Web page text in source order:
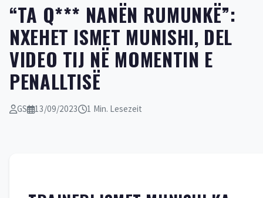
“TA Q*** NANËN RUMUNKË”:
NXEHET ISMET MUNISHI, DEL
VIDEO TIJ NË MOMENTIN E
PENALLTISË
GS 13/09/2023 1 Min. Lesezeit